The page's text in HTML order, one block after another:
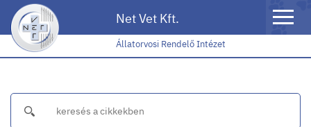
Net Vet Kft.
Toggle
Állatorvosi Rendelő Intézet